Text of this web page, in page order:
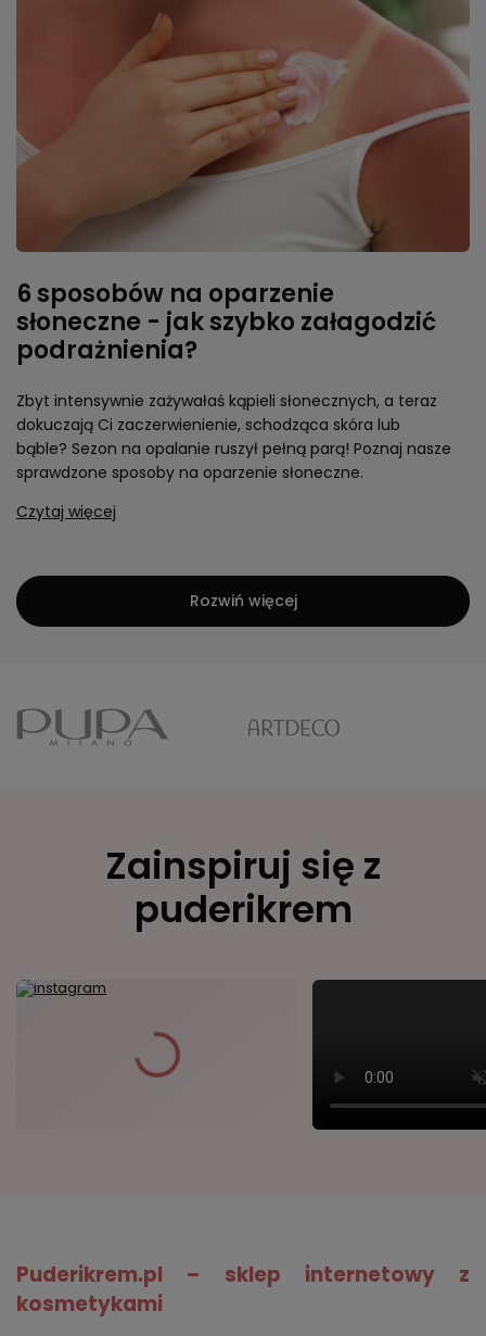
6 sposobów na oparzenie
słoneczne - jak szybko załagodzić
podrażnienia?
Zbyt intensywnie zażywałaś kąpieli słonecznych, a teraz
dokuczają Ci zaczerwienienie, schodząca skóra lub
bąble? Sezon na opalanie ruszył pełną parą! Poznaj nasze
sprawdzone sposoby na oparzenie słoneczne.
Czytaj więcej
Rozwiń więcej
Zainspiruj się z
puderikrem
Puderikrem.pl – sklep internetowy z
kosmetykami